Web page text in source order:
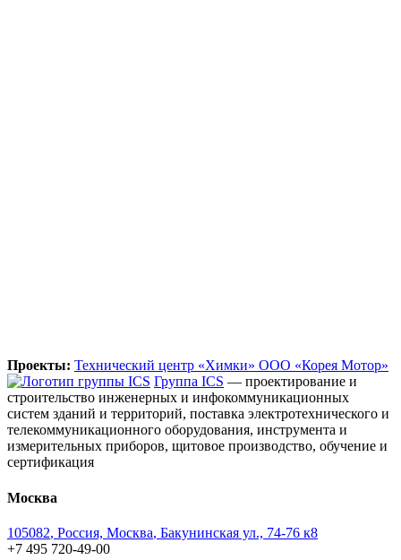
Проекты: Технический центр «Химки» ООО «Корея Мотор»
Группа ICS — проектирование и
строительство инженерных и инфокоммуникационных
систем зданий и территорий, поставка электротехнического и
телекоммуникационного оборудования, инструмента и
измерительных приборов, щитовое производство, обучение и
сертификация
Москва
105082, Россия, Москва, Бакунинская ул., 74-76 к8
+7 495 720-49-00